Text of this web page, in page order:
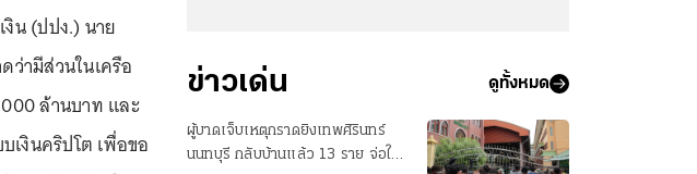
น (ปปง.) นาย
ว่ามีส่วนในเครือ
ล้านบาท และ
เงินคริปโต เพื่อขอ
ข่าวเด่น ดูทั้งหมด
ผู้บาดเจ็บเหตุกราดยิงเทพศิรินทร์
นนทบุรี กลับบ้านแล้ว 13 ราย จ่อให้